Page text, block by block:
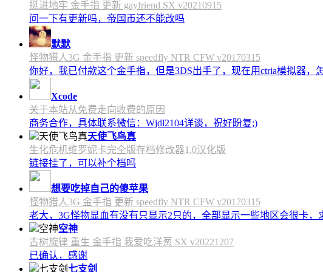
挺进地牢 金手指 更新 gayfriend SX v20210915
问一下有更新吗，帝国币还不能改吗
默默
怪物猎人3G 金手指 更新 speedfly NTR CFW v20170315
你好，我已付款这个金手指，但是3DS出手了，现在用ctria模拟器，
Xcode
关于本站从免费走向收费的原因
商务合作，具体联系微信：Wjdl2104详谈，祝好盼复;)
天使飞鸟真
生化危机维罗妮卡完全版存档修改器1.0汉化版
链接挂了，可以补个档吗
想要吃掉自己的傻苹果
怪物猎人3G 金手指 更新 speedfly NTR CFW v20170315
老大，3G怪物显血有没有只显示2只的，全部显示一些地区会很卡，
空神
古树旋律 重生 金手指 我爱吃洋葱 SX v20221207
已确认，感谢
七支剑